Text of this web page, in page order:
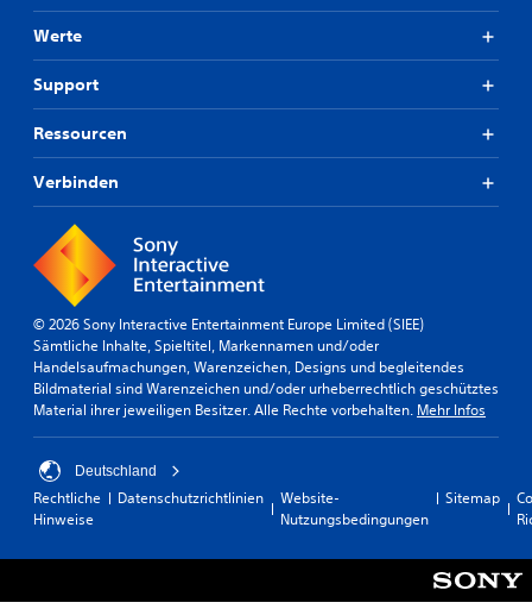
Werte
Support
Ressourcen
Verbinden
© 2026 Sony Interactive Entertainment Europe Limited (SIEE)
Sämtliche Inhalte, Spieltitel, Markennamen und/oder
Handelsaufmachungen, Warenzeichen, Designs und begleitendes
Bildmaterial sind Warenzeichen und/oder urheberrechtlich geschütztes
Material ihrer jeweiligen Besitzer. Alle Rechte vorbehalten. Mehr Infos
Deutschland
Rechtliche
Hinweise
Datenschutzrichtlinien
Website-
Nutzungsbedingungen
Sitemap